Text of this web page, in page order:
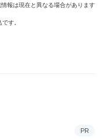
報は現在と異なる場合があります
す。
PR